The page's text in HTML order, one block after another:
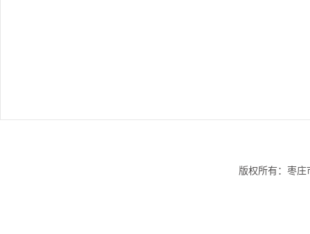
版权所有：枣